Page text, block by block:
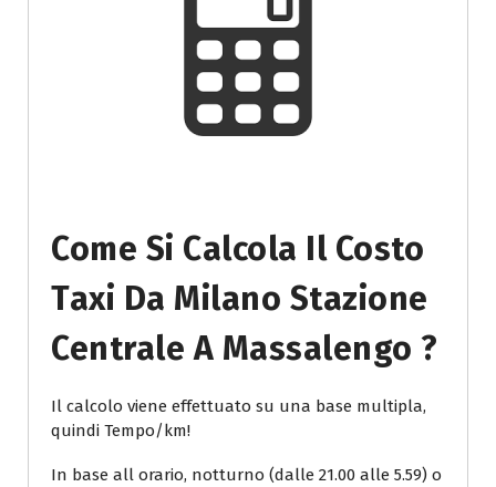
Come Si Calcola Il Costo
Taxi Da Milano Stazione
Centrale A Massalengo ?
Il calcolo viene effettuato su una base multipla,
quindi Tempo/km!
In base all orario, notturno (dalle 21.00 alle 5.59) o